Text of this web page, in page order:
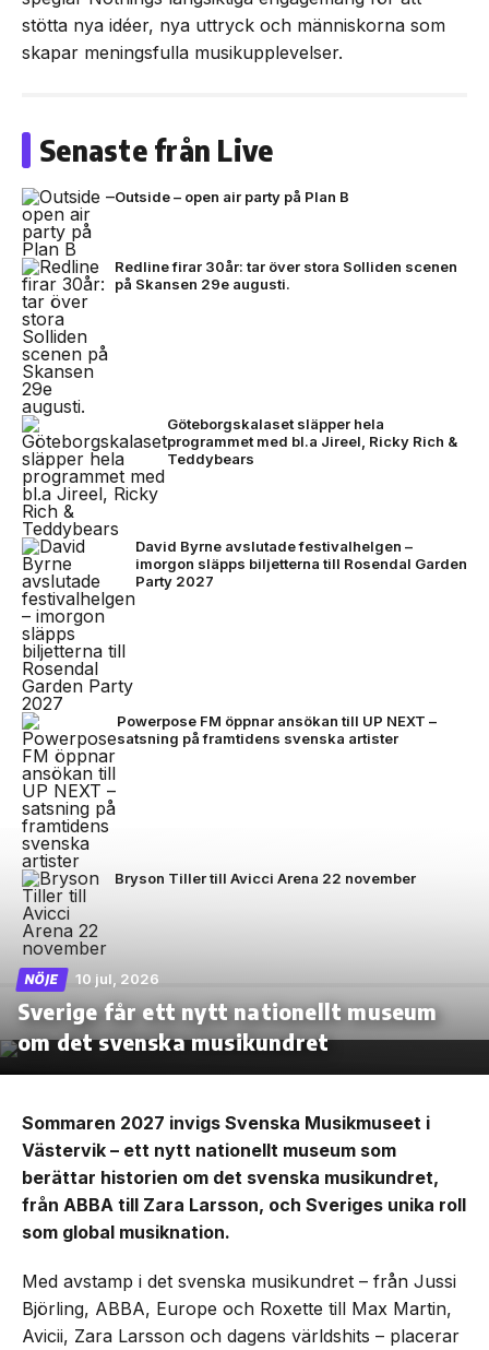
stötta nya idéer, nya uttryck och människorna som
skapar meningsfulla musikupplevelser.
Senaste från Live
Outside – open air party på Plan B
Redline firar 30år: tar över stora Solliden scenen
på Skansen 29e augusti.
Göteborgskalaset släpper hela
programmet med bl.a Jireel, Ricky Rich &
Teddybears
David Byrne avslutade festivalhelgen –
imorgon släpps biljetterna till Rosendal Garden
Party 2027
Powerpose FM öppnar ansökan till UP NEXT –
satsning på framtidens svenska artister
Bryson Tiller till Avicci Arena 22 november
NÖJE 10 jul, 2026
Sverige får ett nytt nationellt museum
om det svenska musikundret
Sommaren 2027 invigs Svenska Musikmuseet i
Västervik – ett nytt nationellt museum som
berättar historien om det svenska musikundret,
från ABBA till Zara Larsson, och Sveriges unika roll
som global musiknation.
Med avstamp i det svenska musikundret – från Jussi
Björling, ABBA, Europe och Roxette till Max Martin,
Avicii, Zara Larsson och dagens världshits – placerar